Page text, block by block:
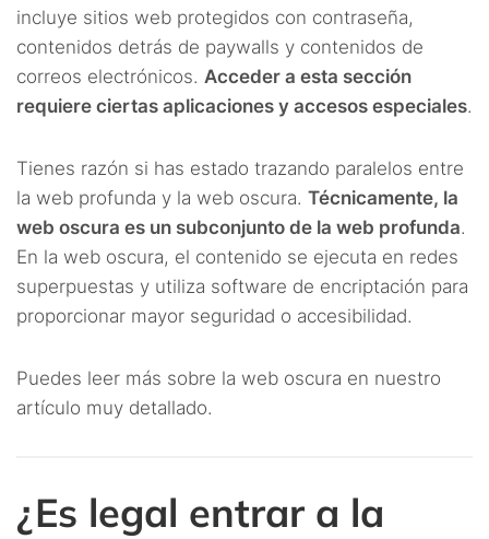
incluye sitios web protegidos con contraseña,
contenidos detrás de paywalls y contenidos de
correos electrónicos. Acceder a esta sección
requiere ciertas aplicaciones y accesos especiales.
Tienes razón si has estado trazando paralelos entre
la web profunda y la web oscura. Técnicamente, la
web oscura es un subconjunto de la web profunda.
En la web oscura, el contenido se ejecuta en redes
superpuestas y utiliza software de encriptación para
proporcionar mayor seguridad o accesibilidad.
Puedes leer más sobre la web oscura en nuestro
artículo muy detallado.
¿Es legal entrar a la